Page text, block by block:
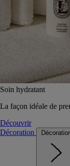
Soin hydratant
La façon idéale de
Découvrir
Décoration